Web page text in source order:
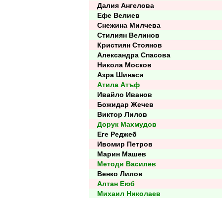
Далия Ангелова
Ефе Велиев
Снежина Милчева
Стилиян Велинов
Кристиян Стоянов
Александра Спасова
Никола Москов
Азра Шинаси
Атила Атъф
Ивайло Иванов
Божидар Жечев
Виктор Лилов
Дорук Махмудов
Еге Реджеб
Ивомир Петров
Марин Машев
Методи Василев
Венко Лилов
Алтан Еюб
Михаил Николаев